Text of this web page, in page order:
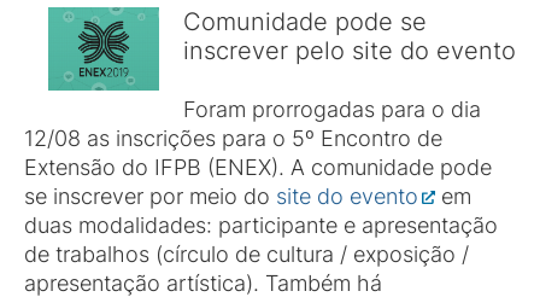
Comunidade pode se
inscrever pelo site do evento
Foram prorrogadas para o dia
12/08 as inscrições para o 5º Encontro de
Extensão do IFPB (ENEX). A comunidade pode
se inscrever por meio do site do evento
em
duas modalidades: participante e apresentação
de trabalhos (círculo de cultura / exposição /
apresentação artística). Também há